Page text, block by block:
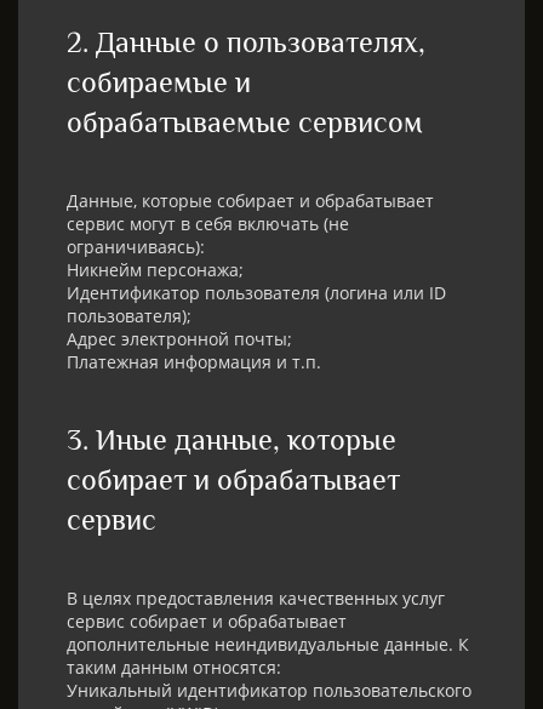
2. Данные о пользователях,
собираемые и
обрабатываемые сервисом​
Данные, которые собирает и обрабатывает
сервис могут в себя включать (не
ограничиваясь):
Никнейм персонажа;
Идентификатор пользователя (логина или ID
пользователя);
Адрес электронной почты;
Платежная информация и т.п.
3. Иные данные, которые
собирает и обрабатывает
сервис​
В целях предоставления качественных услуг
сервис собирает и обрабатывает
дополнительные неиндивидуальные данные. К
таким данным относятся:
Уникальный идентификатор пользовательского